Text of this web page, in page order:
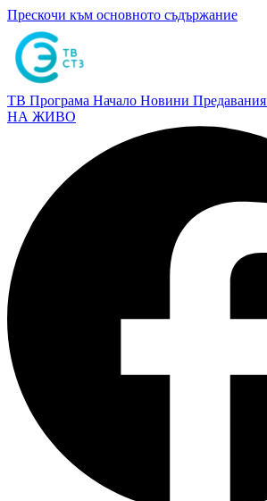
Прескочи към основното съдържание
ТВ Програма Начало Новини Предавания
НА ЖИВО